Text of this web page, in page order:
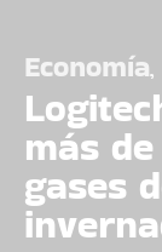
Economía
más
gases